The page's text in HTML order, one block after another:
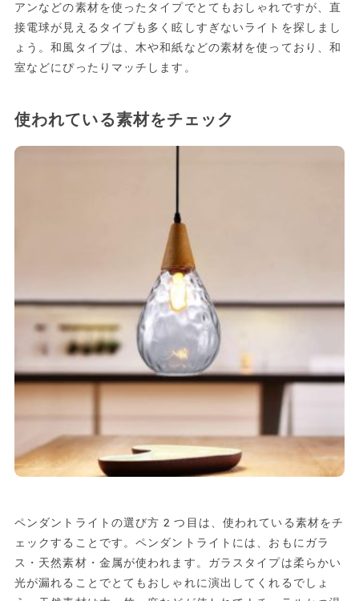
アンなどの素材を使ったタイプでとてもおしゃれですが、直
接電球が見えるタイプも多く眩しすぎないライトを探しまし
ょう。和風タイプは、木や和紙などの素材を使っており、和
室などにぴったりマッチします。
使われている素材をチェック
ペンダントライトの選び方2つ目は、使われている素材をチ
ェックすることです。ペンダントライトには、おもにガラ
ス・天然素材・金属が使われます。ガラスタイプは柔らかい
光が漏れることでとてもおしゃれに演出してくれるでしょ